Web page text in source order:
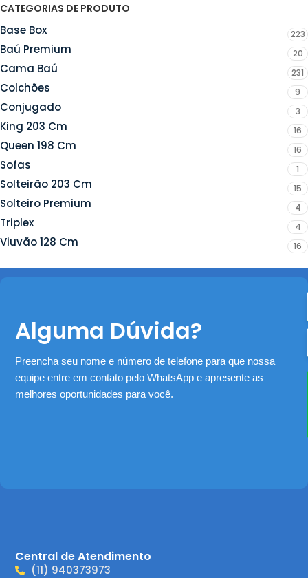
CATEGORIAS DE PRODUTO
Base Box 223
Baú Premium 20
Cama Baú 231
Colchões 9
Conjugado 3
King 203 Cm 16
Queen 198 Cm 16
Sofas 1
Solteirão 203 Cm 15
Solteiro Premium 4
Triplex 4
Viuvão 128 Cm 16
Alguma Dúvida?
Preencha seu nome e número de telefone para que nossa
equipe entre em contato pelo WhatsApp e apresente as
melhores oportunidades para você.
Central de Atendimento
(11) 940373973